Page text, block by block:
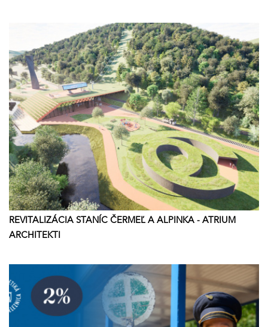
REVITALIZÁCIA STANÍC ČERMEĽ A ALPINKA - ATRIUM
ARCHITEKTI